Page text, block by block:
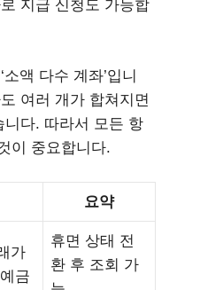
지급 신청도 가능합
액 다수 계좌’입니
여러 개가 합쳐지면
다. 따라서 모든 항
이 중요합니다.
요약
가
금
휴면 상태 전
환 후 조회 가